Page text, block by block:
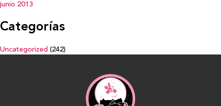
junio 2013
Categorías
Uncategorized (242)